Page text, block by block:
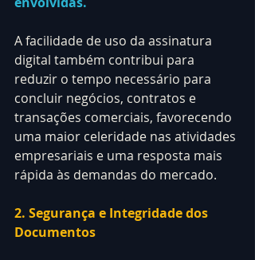
A facilidade de uso da assinatura
digital também contribui para
reduzir o tempo necessário para
concluir negócios, contratos e
transações comerciais, favorecendo
uma maior celeridade nas atividades
empresariais e uma resposta mais
rápida às demandas do mercado.
2. Segurança e Integridade dos
Documentos